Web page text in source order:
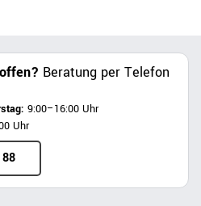
Beratung per Telefon
9:00–16:00 Uhr
Uhr